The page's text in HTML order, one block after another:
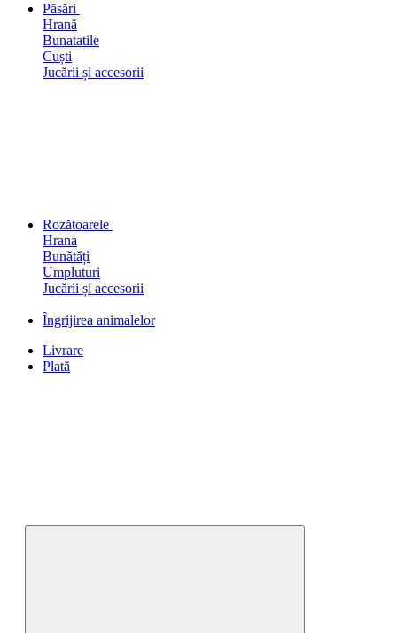
Păsări
Hrană
Bunatatile
Cuști
Jucării și accesorii
Rozătoarele
Hrana
Bunătăți
Umpluturi
Jucării și accesorii
Îngrijirea animalelor
Livrare
Plată